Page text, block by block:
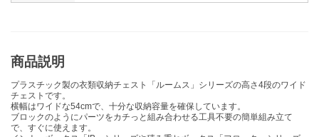
商品説明
プラスチック製の衣類収納チェスト「ルームス」シリーズの高さ4段のワイド
チェストです。
横幅はワイドな54cmで、十分な収納容量を確保しています。
ブロックのようにパーツをカチっと組み合わせる工具不要の簡単組み立て
で、すぐに使えます。